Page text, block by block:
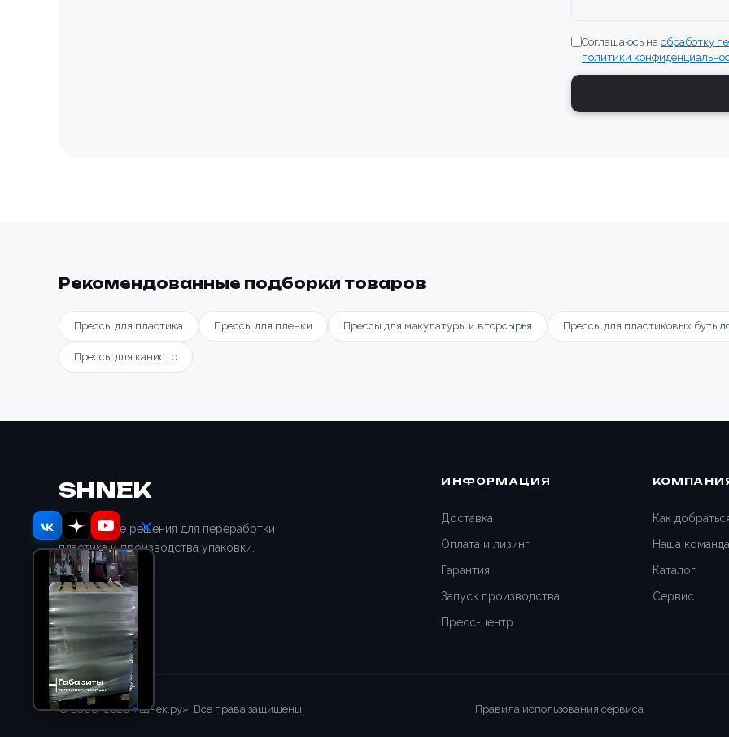
Соглашаюсь на обработку
политики
Рекомендованные подборки товаров
Прессы для пластика Прессы для пленки Прессы для макулатуры и вторсырья Прессы для пластиковых
Прессы для канистр
SHNEK
Отраслевые решения для переработки
пластика и производства упаковки.
ИНФОРМАЦИЯ
Доставка
Оплата и лизинг
Гарантия
Запуск производства
Пресс-центр
Как
Наша команда
Каталог
Сервис
© 2008–2026 «Шнек.ру». Все права защищены. Правила использования сервиса